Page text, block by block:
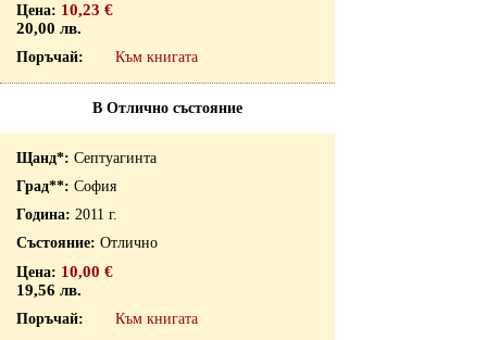
10,23 €
20,00 лв.
Към книгата
В Отлично състояние
Септуагинта
София
2011 г.
Отлично
10,00 €
19,56 лв.
Към книгата